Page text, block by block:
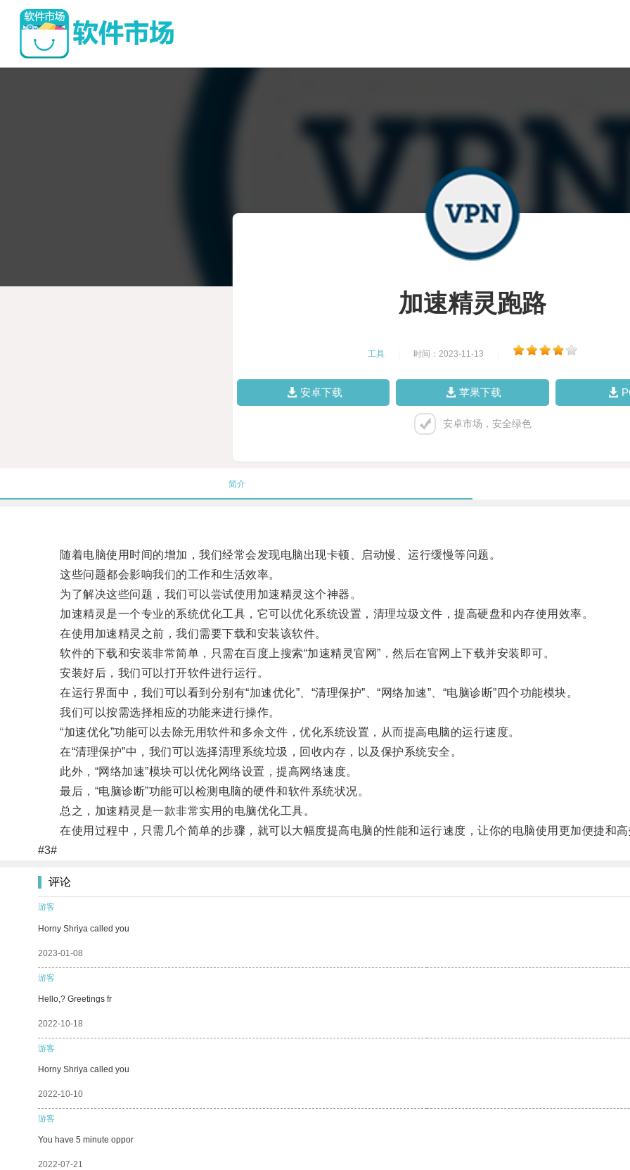
加速精灵跑路
工具 时间：2023-11-13
安卓下载 苹果下载
安卓市场，安全绿色
简介
随着电脑使用时间的增加，我们经常会发现电脑出现卡顿、启动慢、运行缓慢等问题。
这些问题都会影响我们的工作和生活效率。
为了解决这些问题，我们可以尝试使用加速精灵这个神器。
加速精灵是一个专业的系统优化工具，它可以优化系统设置，清理垃圾文件，提高硬盘和内存使用效率。
在使用加速精灵之前，我们需要下载和安装该软件。
软件的下载和安装非常简单，只需在百度上搜索“加速精灵官网”，然后在官网上下载并安装即可。
安装好后，我们可以打开软件进行运行。
在运行界面中，我们可以看到分别有“加速优化”、“清理保护”、“网络加速”、“电脑诊断”四个功能模块。
我们可以按需选择相应的功能来进行操作。
“加速优化”功能可以去除无用软件和多余文件，优化系统设置，从而提高电脑的运行速度。
在“清理保护”中，我们可以选择清理系统垃圾，回收内存，以及保护系统安全。
此外，“网络加速”模块可以优化网络设置，提高网络速度。
最后，“电脑诊断”功能可以检测电脑的硬件和软件系统状况。
总之，加速精灵是一款非常实用的电脑优化工具。
在使用过程中，只需几个简单的步骤，就可以大幅度提高电脑的性能和运行速度，让你的电脑使用更加便捷和
#3#
评论
游客
Horny Shriya called you
2023-01-08
游客
Hello,? Greetings fr
2022-10-18
游客
Horny Shriya called you
2022-10-10
游客
You have 5 minute oppor
2022-07-21